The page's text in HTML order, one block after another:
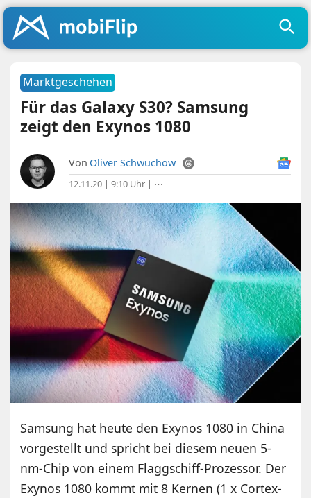
Marktgeschehen
Für das Galaxy S30? Samsung
zeigt den Exynos 1080
Von Oliver Schwuchow
12.11.20 | 9:10 Uhr | ⋯
Samsung hat heute den Exynos 1080 in China
vorgestellt und spricht bei diesem neuen 5-
nm-Chip von einem Flaggschiff-Prozessor. Der
Exynos 1080 kommt mit 8 Kernen (1 x Cortex-